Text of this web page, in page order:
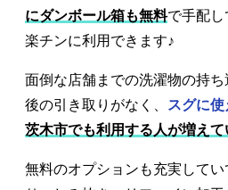
にダンボール箱も無料で手配し
楽チンに利用できます♪
面倒な店舗までの洗濯物の持
後の引き取りがなく、
スグに使
茨木市でも利用する人が増えて
無料のオプションも充実して